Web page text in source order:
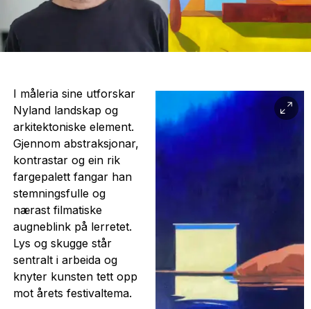
I måleria sine utforskar
Nyland landskap og
arkitektoniske element.
Gjennom abstraksjonar,
kontrastar og ein rik
fargepalett fangar han
stemningsfulle og
nærast filmatiske
augneblink på lerretet.
Lys og skugge står
sentralt i arbeida og
knyter kunsten tett opp
mot årets festivaltema.